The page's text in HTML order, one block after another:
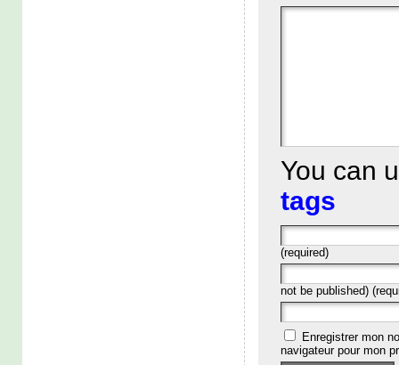
You can
tags
(required)
not be published)
Enregistrer mon
navigateur pour mon